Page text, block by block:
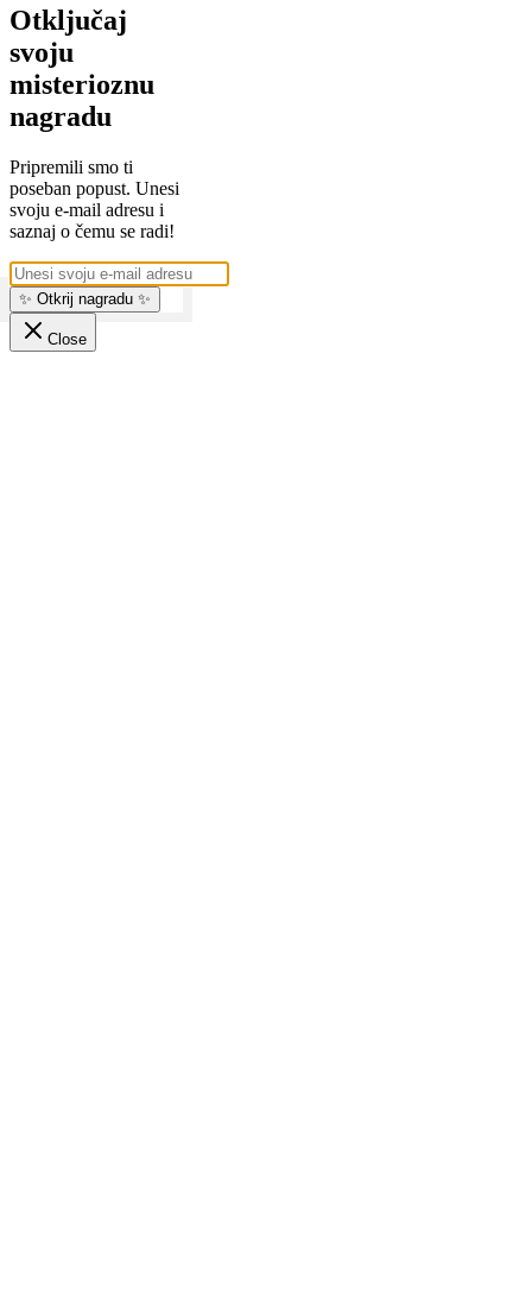
Otključaj
svoju
misterioznu
nagradu
Pripremili smo ti
poseban popust. Unesi
svoju e-mail adresu i
saznaj o čemu se radi!
✨ Otkrij nagradu ✨
Close